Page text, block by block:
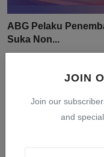
JOIN
Join our
and
ABG Pelaku
Suka Non...